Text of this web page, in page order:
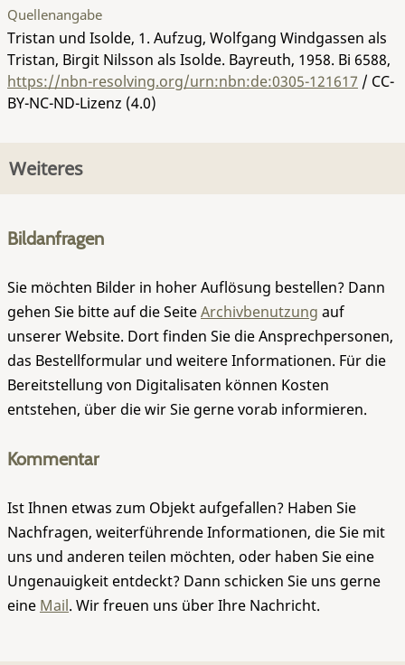
Quellenangabe
Tristan und Isolde, 1. Aufzug, Wolfgang Windgassen als
Tristan, Birgit Nilsson als Isolde. Bayreuth, 1958. Bi 6588,
https://nbn-resolving.org/urn:nbn:de:0305-121617 / CC-
BY-NC-ND-Lizenz (4.0)
Weiteres
Bildanfragen
Sie möchten Bilder in hoher Auflösung bestellen? Dann
gehen Sie bitte auf die SeiteArchivbenutzung auf
unserer Website. Dort finden Sie die Ansprechpersonen,
das Bestellformular und weitere Informationen. Für die
Bereitstellung von Digitalisaten können Kosten
entstehen, über die wir Sie gerne vorab informieren.
Kommentar
Ist Ihnen etwas zum Objekt aufgefallen? Haben Sie
Nachfragen, weiterführende Informationen, die Sie mit
uns und anderen teilen möchten, oder haben Sie eine
Ungenauigkeit entdeckt? Dann schicken Sie uns gerne
eine Mail. Wir freuen uns über Ihre Nachricht.